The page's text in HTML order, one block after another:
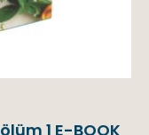
1 E-BOOK